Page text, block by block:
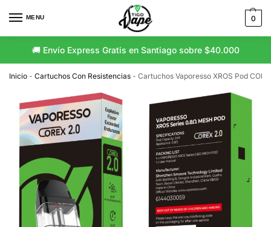
MENU 0
🚚 Envío Express Gratis en Santiago sobre $40.000
🚛 Envío Gratis a Regiones sobre $80.000
Inicio - Cartuchos Con Resistencias - Cartuchos Vaporesso XROS Pod